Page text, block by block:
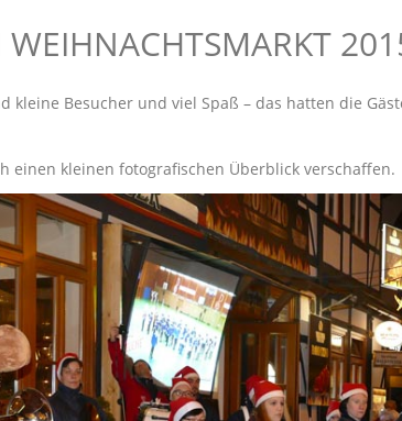
kleine Besucher und viel Spaß – das hatten die
einen kleinen fotografischen Überblick verschaffen.